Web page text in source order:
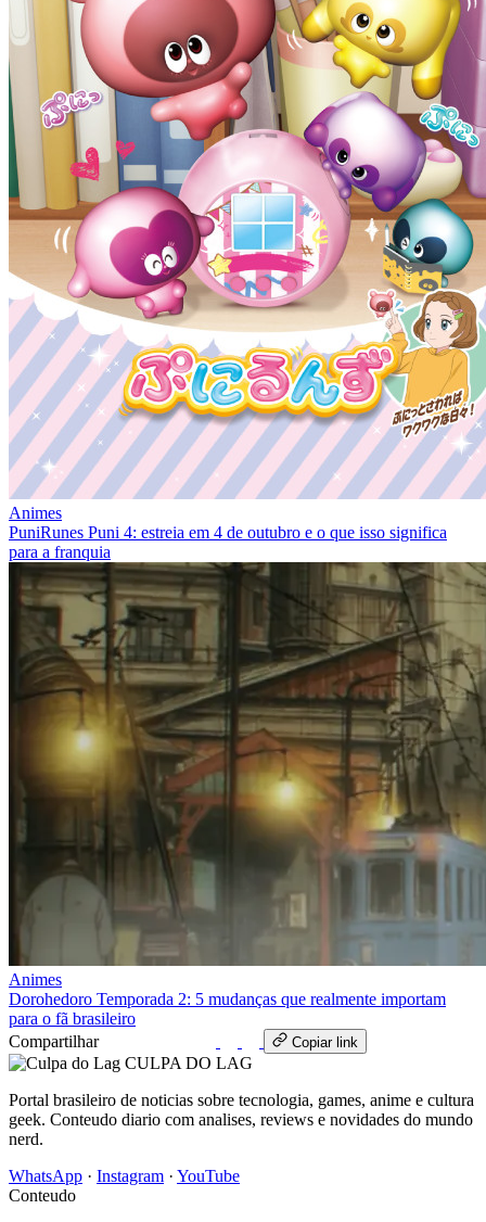
Animes
PuniRunes Puni 4: estreia em 4 de outubro e o que isso significa
para a franquia
Animes
Dorohedoro Temporada 2: 5 mudanças que realmente importam
para o fã brasileiro
Compartilhar
Copiar link
CULPA DO LAG
Portal brasileiro de noticias sobre tecnologia, games, anime e cultura
geek. Conteudo diario com analises, reviews e novidades do mundo
nerd.
WhatsApp · Instagram · YouTube
Conteudo